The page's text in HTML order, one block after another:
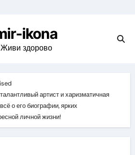
ikona
Живи здорово
артист и харизматичная
о его биографии, ярких
личной жизни!